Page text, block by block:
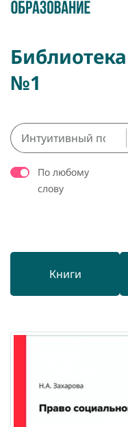
№1
По любому
слову
Книги